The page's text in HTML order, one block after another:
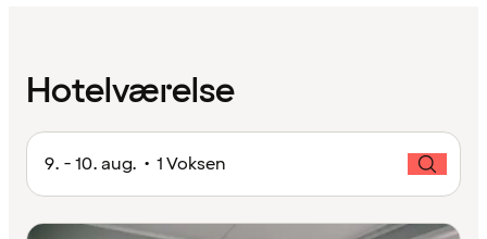
Hotelværelse
9. - 10. aug. • 1 Voksen